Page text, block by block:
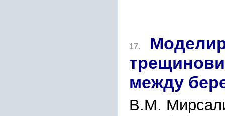
17.
между
В.М.